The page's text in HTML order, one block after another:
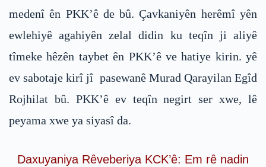
medenî ên PKK’ê de bû. Çavkaniyên herêmî yên
ewlehiyê agahiyên zelal didin ku teqîn ji aliyê
tîmeke hêzên taybet ên PKK’ê ve hatiye kirin. yê
ev sabotaje kirî jî pasewanê Murad Qarayilan Egîd
Rojhilat bû. PKK’ê ev teqîn negirt ser xwe, lê
peyama xwe ya siyasî da.
Daxuyaniya Rêveberiya KCK’ê: Em rê nadin